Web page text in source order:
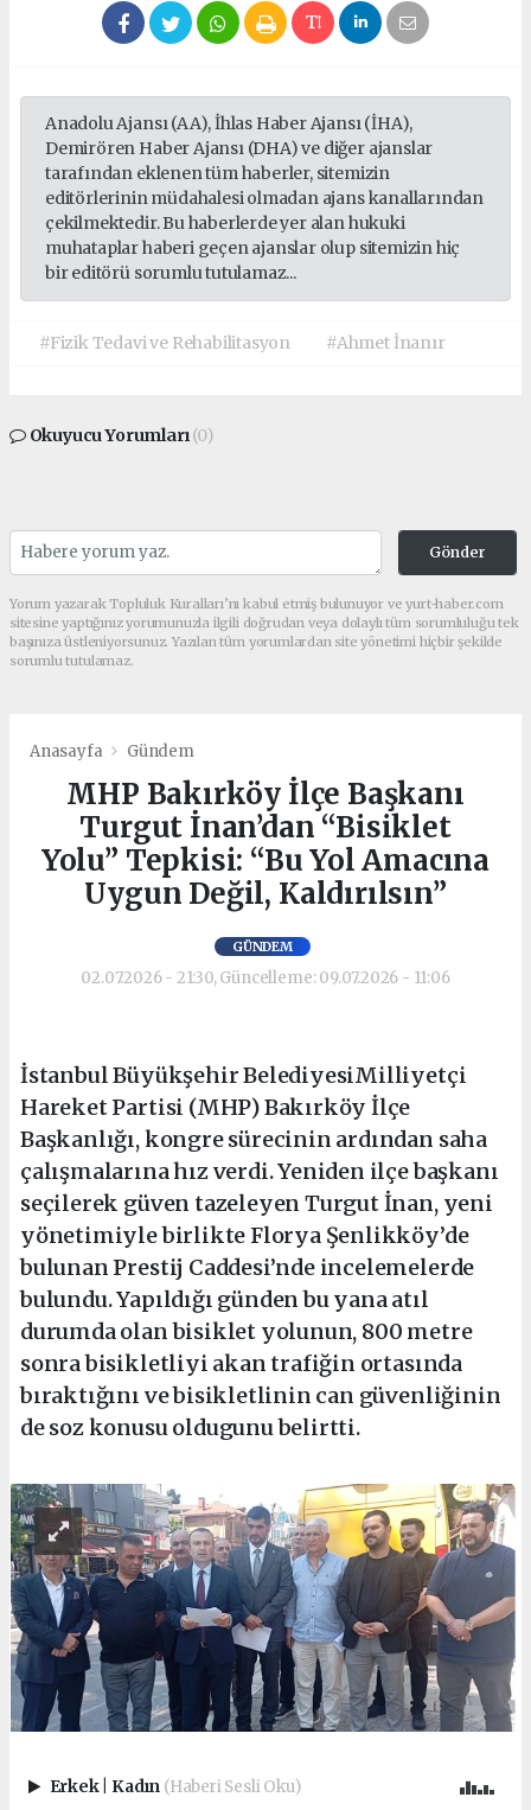
Anadolu Ajansı (AA), İhlas Haber Ajansı (İHA),
Demirören Haber Ajansı (DHA) ve diğer ajanslar
tarafından eklenen tüm haberler, sitemizin
editörlerinin müdahalesi olmadan ajans kanallarından
çekilmektedir. Bu haberlerde yer alan hukuki
muhataplar haberi geçen ajanslar olup sitemizin hiç
bir editörü sorumlu tutulamaz...
#Fizik Tedavi ve Rehabilitasyon #Ahmet İnanır
Okuyucu Yorumları(0)
Gönder
Yorum yazarak Topluluk Kuralları’nı kabul etmiş bulunuyor ve yurt-haber.com
sitesine yaptığınız yorumunuzla ilgili doğrudan veya dolaylı tüm sorumluluğu tek
başınıza üstleniyorsunuz. Yazılan tüm yorumlardan site yönetimi hiçbir şekilde
sorumlu tutulamaz.
Anasayfa Gündem
MHP Bakırköy İlçe Başkanı
Turgut İnan’dan “Bisiklet
Yolu” Tepkisi: “Bu Yol Amacına
Uygun Değil, Kaldırılsın”
GÜNDEM
02.07.2026 - 21:30, Güncelleme: 09.07.2026 - 11:06
İstanbul Büyükşehir BelediyesiMilliyetçi
Hareket Partisi (MHP) Bakırköy İlçe
Başkanlığı, kongre sürecinin ardından saha
çalışmalarına hız verdi. Yeniden ilçe başkanı
seçilerek güven tazeleyen Turgut İnan, yeni
yönetimiyle birlikte Florya Şenlikköy’de
bulunan Prestij Caddesi’nde incelemelerde
bulundu. Yapıldığı günden bu yana atıl
durumda olan bisiklet yolunun, 800 metre
sonra bisikletliyi akan trafiğin ortasında
bıraktığını ve bisikletlinin can güvenliğinin
de soz konusu oldugunu belirtti.
Erkek Kadın (Haberi Sesli Oku)